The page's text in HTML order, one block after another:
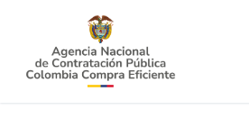
contenido